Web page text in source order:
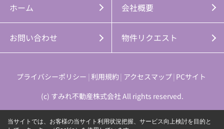
ホーム 会社概要
お問い合わせ 物件リクエスト
プライバシーポリシー 利用規約 アクセスマップ PCサイト
(c) すみれ不動産株式会社 All rights reserved.
当サイトでは、お客様の当サイト利用状況把握、サービス向上検討を目的と